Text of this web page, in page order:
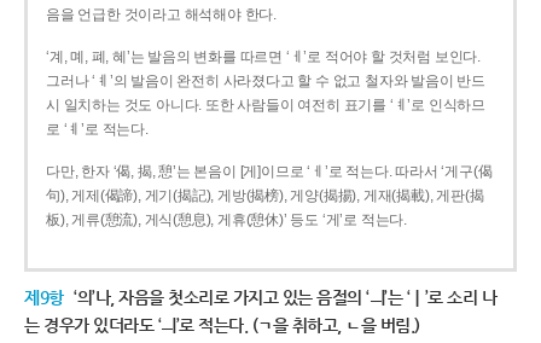
음을 언급한 것이라고 해석해야 한다.
‘계, 몌, 폐, 혜’는 발음의 변화를 따르면 ‘ㅔ’로 적어야 할 것처럼 보인다.
그러나 ‘ㅖ’의 발음이 완전히 사라졌다고 할 수 없고 철자와 발음이 반드
시 일치하는 것도 아니다. 또한 사람들이 여전히 표기를 ‘ㅖ’로 인식하므
로 ‘ㅖ’로 적는다.
다만, 한자 ‘偈, 揭, 憩’는 본음이 [게]이므로 ‘ㅔ’로 적는다. 따라서 ‘게구(偈
句), 게제(偈諦), 게기(揭記), 게방(揭榜), 게양(揭揚), 게재(揭載), 게판(揭
板), 게류(憩流), 게식(憩息), 게휴(憩休)’ 등도 ‘게’로 적는다.
제9항 ‘의’나, 자음을 첫소리로 가지고 있는 음절의 ‘ㅢ’는 ‘ㅣ’로 소리 나
는 경우가 있더라도 ‘ㅢ’로 적는다. (ㄱ을 취하고, ㄴ을 버림.)